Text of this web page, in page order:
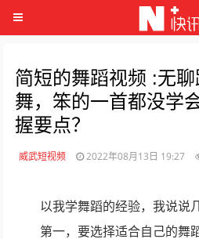
简短的舞蹈视频 :无
舞，笨的一首都没学
握要点？
威武短视频 2022年08月13日 19:27
以我学舞蹈的经验，我说说
第一，要选择适合自己的舞